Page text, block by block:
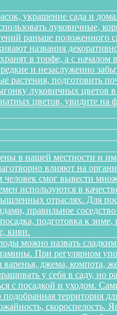
украшение сада и
луковичные,
раньше
названия
в торфе, а с
и незаслуженно
растения, подготовить
луковичных цветов
цветов, увидите на
в нашей местности и
влияют на
смог вывести
используются в
отраслях. Для
правильное
подготовка к
киви.
можно назвать
При регулярном
джема, компота,
у себя в саду, но
с посадкой и уходом.
территория
скороспелость.